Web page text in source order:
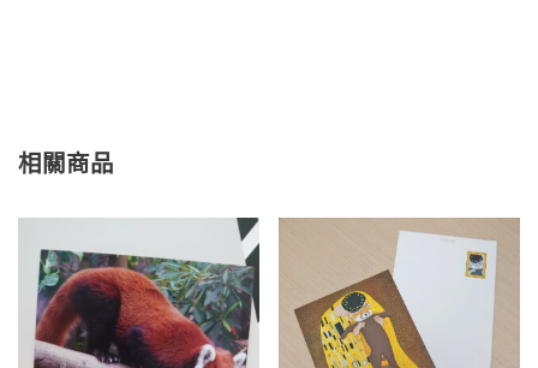
相關商品